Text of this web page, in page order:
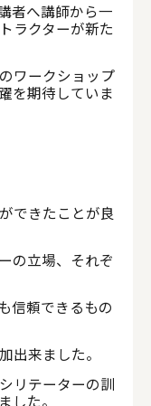
者へ講師から一
ラクターが新た
ワークショップ
を期待していま
できたことが良
の立場、それぞ
信頼できるもの
出来ました。
リテーターの訓
した。